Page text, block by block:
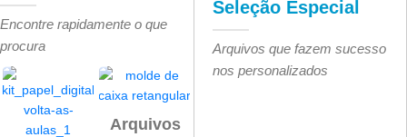
Encontre rapidamente o que
procura
Arquivos
Seleção Especial
Arquivos que fazem sucesso
nos personalizados